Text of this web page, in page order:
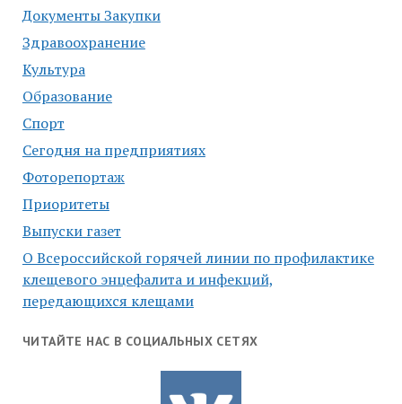
Документы Закупки
Здравоохранение
Культура
Образование
Спорт
Сегодня на предприятиях
Фоторепортаж
Приоритеты
Выпуски газет
О Всероссийской горячей линии по профилактике
клещевого энцефалита и инфекций,
передающихся клещами
ЧИТАЙТЕ НАС В СОЦИАЛЬНЫХ СЕТЯХ